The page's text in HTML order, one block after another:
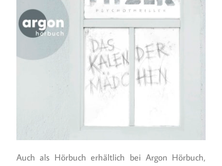
Auch als Hörbuch erhältlich bei Argon Hörbuch,